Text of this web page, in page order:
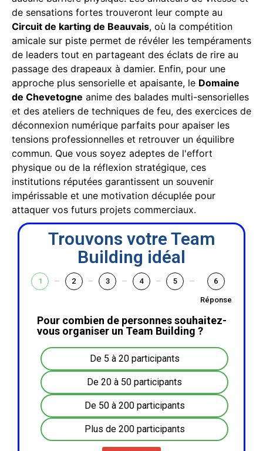
de sensations fortes trouveront leur compte au
Circuit de karting de Beauvais, où la compétition
amicale sur piste permet de révéler les tempéraments
de leaders tout en partageant des éclats de rire au
passage des drapeaux à damier. Enfin, pour une
approche plus sensorielle et apaisante, le Domaine
de Chevetogne anime des balades multi-sensorielles
et des ateliers de techniques de feu, des exercices de
déconnexion numérique parfaits pour apaiser les
tensions professionnelles et retrouver un équilibre
commun. Que vous soyez adeptes de l'effort
physique ou de la réflexion stratégique, ces
institutions réputées garantissent un souvenir
impérissable et une motivation décuplée pour
attaquer vos futurs projets commerciaux.
Trouvons votre Team
Building idéal
1 2 3 4 5 6
Réponse
Pour combien de personnes souhaitez-
vous organiser un Team Building ?
De 5 à 20 participants
De 20 à 50 participants
De 50 à 200 participants
Plus de 200 participants